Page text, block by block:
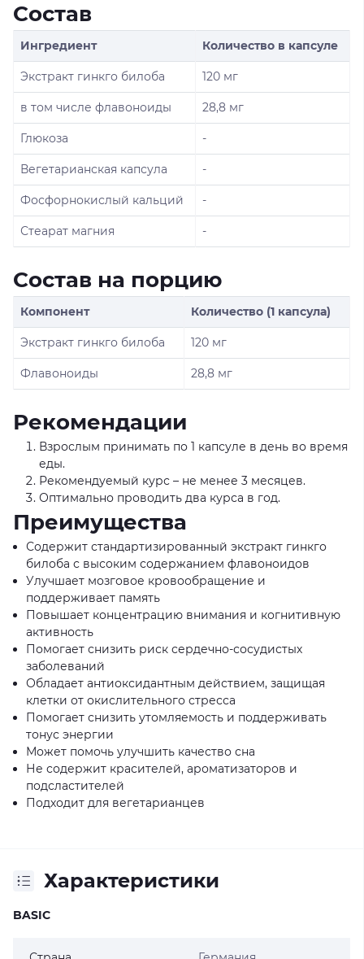
Состав
Ингредиент Количество в капсуле
Экстракт гинкго билоба 120 мг
в том числе флавоноиды 28,8 мг
Глюкоза -
Вегетарианская капсула -
Фосфорнокислый кальций -
Стеарат магния -
Состав на порцию
Компонент Количество (1 капсула)
Экстракт гинкго билоба 120 мг
Флавоноиды 28,8 мг
Рекомендации
Взрослым принимать по 1 капсуле в день во время
еды.
Рекомендуемый курс – не менее 3 месяцев.
Оптимально проводить два курса в год.
Преимущества
Содержит стандартизированный экстракт гинкго
билоба с высоким содержанием флавоноидов
Улучшает мозговое кровообращение и
поддерживает память
Повышает концентрацию внимания и когнитивную
активность
Помогает снизить риск сердечно-сосудистых
заболеваний
Обладает антиоксидантным действием, защищая
клетки от окислительного стресса
Помогает снизить утомляемость и поддерживать
тонус энергии
Может помочь улучшить качество сна
Не содержит красителей, ароматизаторов и
подсластителей
Подходит для вегетарианцев
Характеристики
BASIC